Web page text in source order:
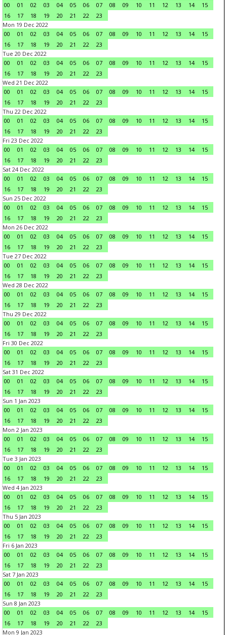
00
01 02 03 04 05 06 07 08 09 10 11 12 13 14
15
16
17 18 19 20 21 22
23
Mon 19 Dec 2022
00
01 02 03 04 05 06 07 08 09 10 11 12 13 14
15
16
17 18 19 20 21 22
23
Tue 20 Dec 2022
00
01 02 03 04 05 06 07 08 09 10 11 12 13 14
15
16
17 18 19 20 21 22
23
Wed 21 Dec 2022
00
01 02 03 04 05 06 07 08 09 10 11 12 13 14
15
16
17 18 19 20 21 22
23
Thu 22 Dec 2022
00
01 02 03 04 05 06 07 08 09 10 11 12 13 14
15
16
17 18 19 20 21 22
23
Fri 23 Dec 2022
00
01 02 03 04 05 06 07 08 09 10 11 12 13 14
15
16
17 18 19 20 21 22
23
Sat 24 Dec 2022
00
01 02 03 04 05 06 07 08 09 10 11 12 13 14
15
16
17 18 19 20 21 22
23
Sun 25 Dec 2022
00
01 02 03 04 05 06 07 08 09 10 11 12 13 14
15
16
17 18 19 20 21 22
23
Mon 26 Dec 2022
00
01 02 03 04 05 06 07 08 09 10 11 12 13 14
15
16
17 18 19 20 21 22
23
Tue 27 Dec 2022
00
01 02 03 04 05 06 07 08 09 10 11 12 13 14
15
16
17 18 19 20 21 22
23
Wed 28 Dec 2022
00
01 02 03 04 05 06 07 08 09 10 11 12 13 14
15
16
17 18 19 20 21 22
23
Thu 29 Dec 2022
00
01 02 03 04 05 06 07 08 09 10 11 12 13 14
15
16
17 18 19 20 21 22
23
Fri 30 Dec 2022
00
01 02 03 04 05 06 07 08 09 10 11 12 13 14
15
16
17 18 19 20 21 22
23
Sat 31 Dec 2022
00
01 02 03 04 05 06 07 08 09 10 11 12 13 14
15
16
17 18 19 20 21 22
23
Sun 1 Jan 2023
00
01 02 03 04 05 06 07 08 09 10 11 12 13 14
15
16
17 18 19 20 21 22
23
Mon 2 Jan 2023
00
01 02 03 04 05 06 07 08 09 10 11 12 13 14
15
16
17 18 19 20 21 22
23
Tue 3 Jan 2023
00
01 02 03 04 05 06 07 08 09 10 11 12 13 14
15
16
17 18 19 20 21 22
23
Wed 4 Jan 2023
00
01 02 03 04 05 06 07 08 09 10 11 12 13 14
15
16
17 18 19 20 21 22
23
Thu 5 Jan 2023
00
01 02 03 04 05 06 07 08 09 10 11 12 13 14
15
16
17 18 19 20 21 22
23
Fri 6 Jan 2023
00
01 02 03 04 05 06 07 08 09 10 11 12 13 14
15
16
17 18 19 20 21 22
23
Sat 7 Jan 2023
00
01 02 03 04 05 06 07 08 09 10 11 12 13 14
15
16
17 18 19 20 21 22
23
Sun 8 Jan 2023
00
01 02 03 04 05 06 07 08 09 10 11 12 13 14
15
16
17 18 19 20 21 22
23
Mon 9 Jan 2023